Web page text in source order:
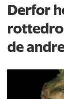
Derfor
de